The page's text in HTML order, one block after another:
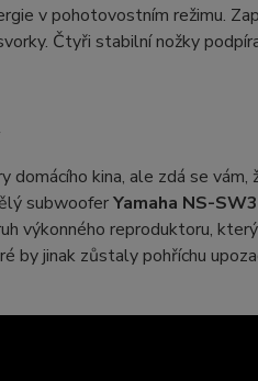
v pohotovostním režimu.
Čtyři stabilní nožky
kina, ale zdá se
subwooferYamaha NS-
výkonného reproduktoru,
by jinak zůstaly pohříchu